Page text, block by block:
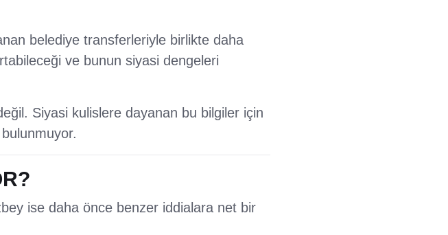
belediye transferleriyle birlikte daha
ve bunun siyasi dengeleri
Siyasi kulislere dayanan bu bilgiler için
ise daha önce benzer iddialara net bir